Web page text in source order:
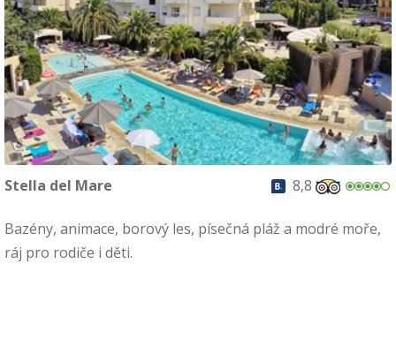
Stella del Mare 8,8
Bazény, animace, borový les, písečná pláž a modré moře,
ráj pro rodiče i děti.